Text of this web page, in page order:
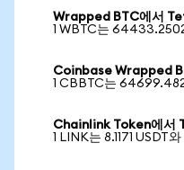
Wrapped BTC에서
1 WBTC는
Coinbase Wrapped
1 CBBTC는
Chainlink Token에서
1 LINK는 8.1171 USDT